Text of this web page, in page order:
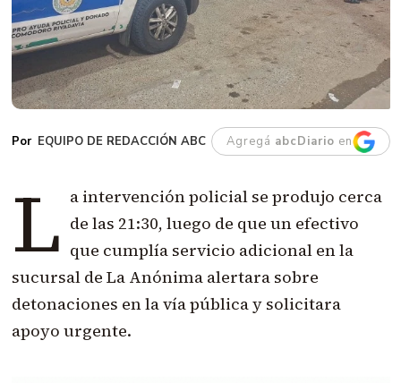
EQUIPO DE REDACCIÓN ABC Agregá abcDiario en
L a intervención policial se produjo cerca
de las 21:30, luego de que un efectivo
que cumplía servicio adicional en la
sucursal de La Anónima alertara sobre
detonaciones en la vía pública y solicitara
apoyo urgente.